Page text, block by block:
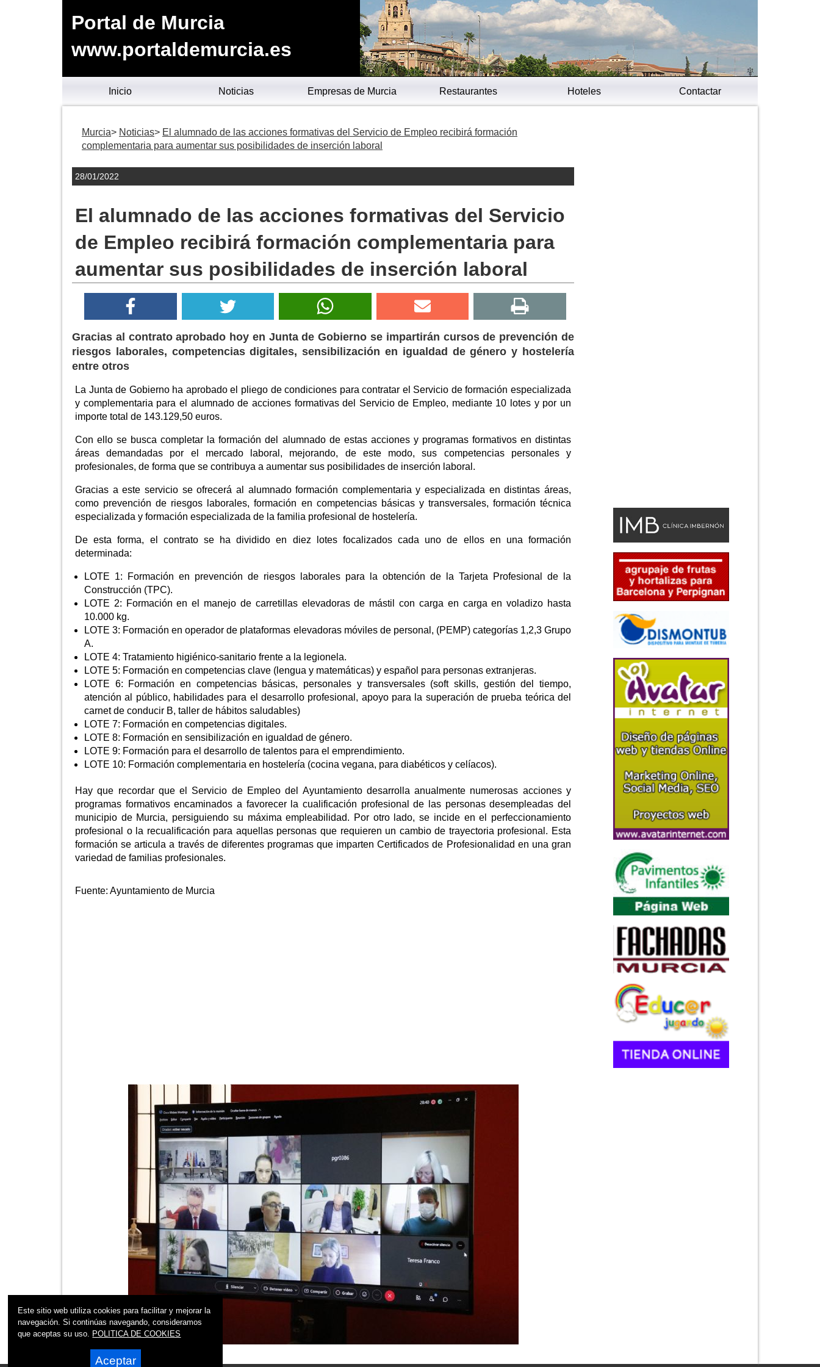
Portal de Murcia
www.portaldemurcia.es
Inicio Noticias Empresas de Murcia Restaurantes Hoteles Contactar
Murcia Noticias
El alumnado de las acciones formativas del Servicio de Empleo recibirá formación
complementaria para aumentar sus posibilidades de inserción laboral
28/01/2022
El alumnado de las acciones formativas del Servicio
de Empleo recibirá formación complementaria para
aumentar sus posibilidades de inserción laboral
Gracias al contrato aprobado hoy en Junta de Gobierno se impartirán cursos de prevención de
riesgos laborales, competencias digitales, sensibilización en igualdad de género y hostelería
entre otros
La Junta de Gobierno ha aprobado el pliego de condiciones para contratar el Servicio de formación especializada
y complementaria para el alumnado de acciones formativas del Servicio de Empleo, mediante 10 lotes y por un
importe total de 143.129,50 euros.
Con ello se busca completar la formación del alumnado de estas acciones y programas formativos en distintas
áreas demandadas por el mercado laboral, mejorando, de este modo, sus competencias personales y
profesionales, de forma que se contribuya a aumentar sus posibilidades de inserción laboral.
Gracias a este servicio se ofrecerá al alumnado formación complementaria y especializada en distintas áreas,
como prevención de riesgos laborales, formación en competencias básicas y transversales, formación técnica
especializada y formación especializada de la familia profesional de hostelería.
De esta forma, el contrato se ha dividido en diez lotes focalizados cada uno de ellos en una formación
determinada:
LOTE 1: Formación en prevención de riesgos laborales para la obtención de la Tarjeta Profesional de la
Construcción (TPC).
LOTE 2: Formación en el manejo de carretillas elevadoras de mástil con carga en carga en voladizo hasta
10.000 kg.
LOTE 3: Formación en operador de plataformas elevadoras móviles de personal, (PEMP) categorías 1,2,3 Grupo
A.
LOTE 4: Tratamiento higiénico-sanitario frente a la legionela.
LOTE 5: Formación en competencias clave (lengua y matemáticas) y español para personas extranjeras.
LOTE 6: Formación en competencias básicas, personales y transversales (soft skills, gestión del tiempo,
atención al público, habilidades para el desarrollo profesional, apoyo para la superación de prueba teórica del
carnet de conducir B, taller de hábitos saludables)
LOTE 7: Formación en competencias digitales.
LOTE 8: Formación en sensibilización en igualdad de género.
LOTE 9: Formación para el desarrollo de talentos para el emprendimiento.
LOTE 10: Formación complementaria en hostelería (cocina vegana, para diabéticos y celíacos).
Hay que recordar que el Servicio de Empleo del Ayuntamiento desarrolla anualmente numerosas acciones y
programas formativos encaminados a favorecer la cualificación profesional de las personas desempleadas del
municipio de Murcia, persiguiendo su máxima empleabilidad. Por otro lado, se incide en el perfeccionamiento
profesional o la recualificación para aquellas personas que requieren un cambio de trayectoria profesional. Esta
formación se articula a través de diferentes programas que imparten Certificados de Profesionalidad en una gran
variedad de familias profesionales.
Fuente: Ayuntamiento de Murcia
Este sitio web utiliza cookies para facilitar y mejorar la
navegación. Si continúas navegando, consideramos
que aceptas su uso. POLITICA DE COOKIES
Aceptar